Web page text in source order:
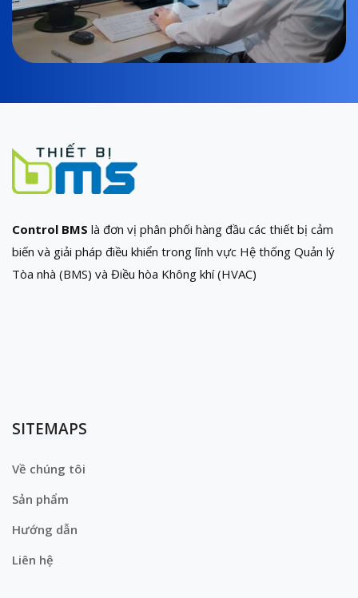
Control BMS là đơn vị phân phối hàng đầu các thiết bị cảm
biến và giải pháp điều khiển trong lĩnh vực Hệ thống Quản lý
Tòa nhà (BMS) và Điều hòa Không khí (HVAC)
SITEMAPS
Về chúng tôi
Sản phẩm
Hướng dẫn
Liên hệ